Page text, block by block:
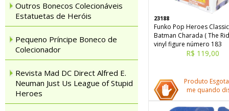
Outros Bonecos Colecionáveis
Estatuetas de Heróis
Pequeno Príncipe Boneco de
Colecionador
Revista Mad DC Direct Alfred E.
Neuman Just Us League of Stupid
Heroes
23188
Funko Pop Heroes
Batman Charada ( The
vinyl figure número 183
R$ 119,00
Produto
me quando